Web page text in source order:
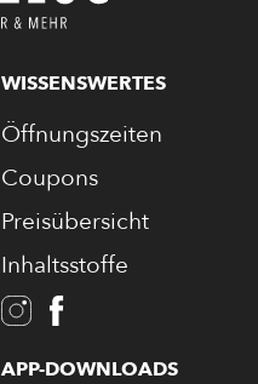
WISSENSWERTES
Öffnungszeiten
Coupons
Preisübersicht
Inhaltsstoffe
APP-DOWNLOADS